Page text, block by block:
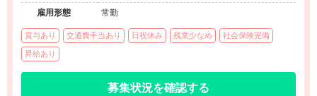
雇用形態
常勤
賞与あり 交通費手当あり 日祝休み 残業少なめ 社会保険完備
昇給あり
募集状況を確認する